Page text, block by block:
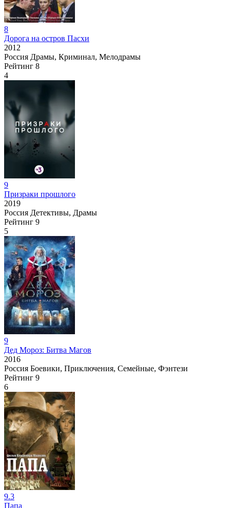
8
Дорога на остров Пасхи
2012
Россия Драмы, Криминал, Мелодрамы
Рейтинг 8
4
9
Призраки прошлого
2019
Россия Детективы, Драмы
Рейтинг 9
5
9
Дед Мороз: Битва Магов
2016
Россия Боевики, Приключения, Семейные, Фэнтези
Рейтинг 9
6
9.3
Папа